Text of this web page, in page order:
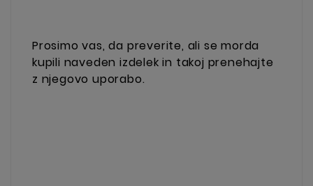
Prosimo vas, da preverite, ali se morda
kupili naveden izdelek in takoj prenehajte
z njegovo uporabo.